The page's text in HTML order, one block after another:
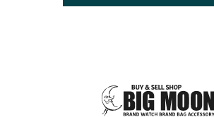
BELL＆ROSS SINN
ジン
BAMFORD LONDON
バンフォード・ロンドン ボ